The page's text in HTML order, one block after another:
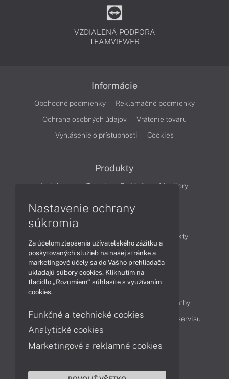
VZDIALENÁ PODPORA
TEAMVIEWER
Informácie
Obchodné podmienky
Reklamačné podmienky
Ochrana osobných údajov
Vrátenie tovaru
Vyhlásenie o prístupnosti
Cookies
Produkty
Notebooky Tablety Počítače Monitory
Produkty
Technológie
Videá
Obsah
Možnosti doručenia a platby
Podpora a servis
Servisné služby Cenník servisu
Kontakty
043 4224 771 Obchodné oddelenie
Nastavenie ochrany
súkromia
Za účelom zlepšenia užívateľského zážitku a
poskytovaných služieb na našej stránke a
marketingové účely sa do Vášho prehliadača
ukladajú súbory cookies. Kliknutím na
tlačidlo „Rozumiem“ súhlasíte s využívaním
cookies.
Funkčné a technické cookies
Analytické cookies
Marketingové a reklamné cookies